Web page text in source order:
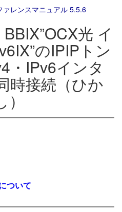
レンスマニュアル 5.5.6
光 イ
のIPIPトン
・IPv6インタ
時接続（ひか
ついて